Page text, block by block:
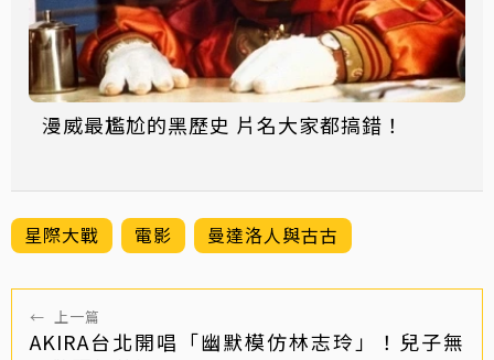
漫威最尷尬的黑歷史 片名大家都搞錯！
星際大戰 電影 曼達洛人與古古
← 上一篇
AKIRA台北開唱「幽默模仿林志玲」！兒子無